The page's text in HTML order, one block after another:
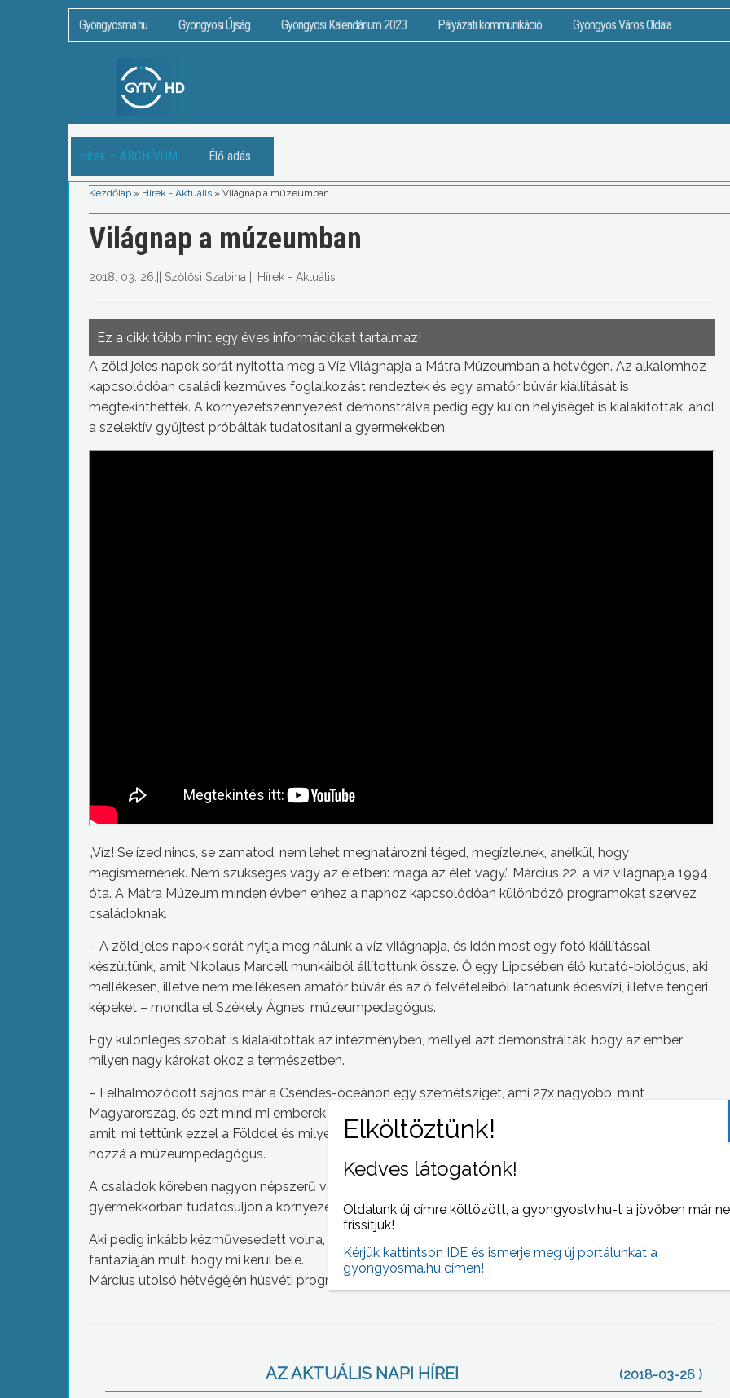
Gyöngyösma.hu Gyöngyösi Újság Gyöngyösi Kalendárium 2023 Pályázati kommunikáció Gyöngyös Város Oldala
Hírek – ARCHÍVUM Élő adás
Kezdőlap » Hírek - Aktuális » Világnap a múzeumban
Világnap a múzeumban
2018. 03. 26. Szőlősi Szabina Hírek - Aktuális
Ez a cikk több mint egy éves információkat tartalmaz!
A zöld jeles napok sorát nyitotta meg a Víz Világnapja a Mátra Múzeumban a hétvégén. Az alkalomhoz
kapcsolódóan családi kézműves foglalkozást rendeztek és egy amatőr búvár kiállítását is
megtekinthették. A környezetszennyezést demonstrálva pedig egy külön helyiséget is kialakítottak, ahol
a szelektív gyűjtést próbálták tudatosítani a gyermekekben.
„Víz! Se ízed nincs, se zamatod, nem lehet meghatározni téged, megízlelnek, anélkül, hogy
megismernének. Nem szükséges vagy az életben: maga az élet vagy.” Március 22. a víz világnapja 1994
óta. A Mátra Múzeum minden évben ehhez a naphoz kapcsolódóan különböző programokat szervez
családoknak.
– A zöld jeles napok sorát nyitja meg nálunk a víz világnapja, és idén most egy fotó kiállítással
készültünk, amit Nikolaus Marcell munkáiból állítottunk össze. Ő egy Lipcsében élő kutató-biológus, aki
mellékesen, illetve nem mellékesen amatőr búvár és az ő felvételeiből láthatunk édesvízi, illetve tengeri
képeket – mondta el Székely Ágnes, múzeumpedagógus.
Egy különleges szobát is kialakítottak az intézményben, mellyel azt demonstrálták, hogy az ember
milyen nagy károkat okoz a természetben.
– Felhalmozódott sajnos már a Csendes-óceánon egy szemétsziget, ami 27x nagyobb, mint
Magyarország, és ezt mind mi emberek okoztuk, és most megpróbáltuk ezt érzékeltetni, hogy mi az
amit, mi tettünk ezzel a Földdel és milyen lehetne, hogy ha a gyerekek ugye majd vigyáznak rá – tette
hozzá a múzeumpedagógus.
A családok körében nagyon népszerű volt ez a helyiség, Dorottya szerint fontos, hogy már
gyermekkorban tudatosuljon a környezet védelme.
Aki pedig inkább kézművesedett volna, annak lehetősége volt egy akváriumot készíteni. Mindenkinek a
fantáziáján múlt, hogy mi kerül bele.
Március utolsó hétvégéjén húsvéti programokkal várják a látogatókat a Mátra Múzeumban.
AZ AKTUÁLIS NAPI HÍREI (2018-03-26 )
Kedves látogatónk!
Oldalunk új címre költözött, a gyongyostv.hu-t a jövőben már
frissítjük!
Kérjük kattintson IDE és ismerje meg új portálunkat a
gyongyosma.hu címen!